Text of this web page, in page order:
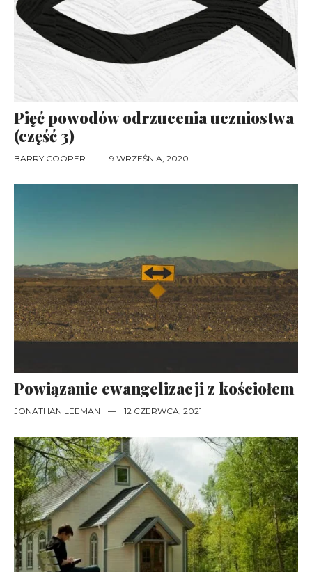
Pięć powodów odrzucenia uczniostwa
(część 3)
BARRY COOPER — 9 WRZEŚNIA, 2020
Powiązanie ewangelizacji z kościołem
JONATHAN LEEMAN — 12 CZERWCA, 2021